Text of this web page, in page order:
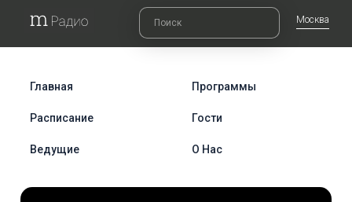
Москва
Главная Программы
Расписание Гости
Ведущие О Нас